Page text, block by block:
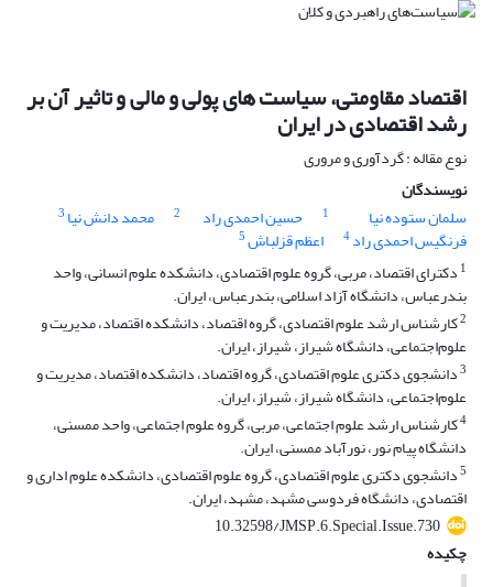
اقتصاد مقاومتی، سیاست های پولی و مالی و تاثیر آن بر
رشد اقتصادی در ایران
نوع مقاله : گردآوری و مروری
نویسندگان
سلمان ستوده نیا
1 حسین احمدی راد 2 محمد دانش نیا 3
فرنگیس احمدی راد4 اعظم قزلباش5
1 دکترای اقتصاد، مربی، گروه علوم اقتصادی، دانشکده علوم انسانی، واحد
بندرعباس، دانشگاه آزاد اسلامی، بندرعباس، ایران.
2کارشناس ارشد علوم اقتصادی، گروه اقتصاد، دانشکده اقتصاد، مدیریت و
علوم‌اجتماعی، دانشگاه شیراز، شیراز، ایران.
3دانشجوی دکتری علوم اقتصادی، گروه اقتصاد، دانشکده اقتصاد، مدیریت و
علوم‌اجتماعی، دانشگاه شیراز، شیراز، ایران.
4کارشناس ارشد علوم اجتماعی، مربی، گروه علوم اجتماعی، واحد ممسنی،
دانشگاه پیام نور، نورآباد ممسنی، ایران.
5دانشجوی دکتری علوم اقتصادی، گروه علوم اقتصادی، دانشکده‌ علوم‌ اداری‌ و
اقتصادی‌، دانشگاه فردوسی مشهد، مشهد، ایران.
10.32598/JMSP.6.Special.Issue.730
چکیده